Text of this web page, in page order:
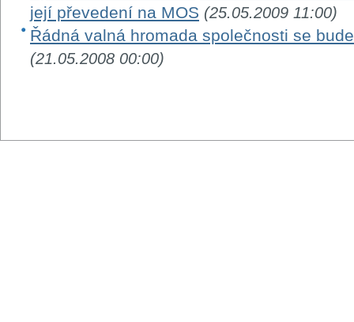
její převedení na MOS (25.05.2009 11:00)
Řádná valná hromada společnosti se
(21.05.2008 00:00)